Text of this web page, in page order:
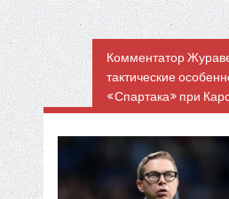
Комментатор
тактические
«Спартака» при